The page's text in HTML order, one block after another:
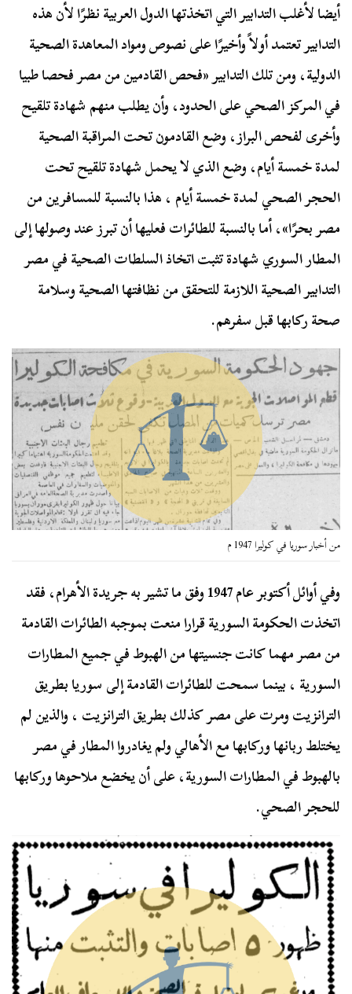
أيضا لأغلب التدابير التي اتخذتها الدول العربية نظرًا لأن هذه
التدابير تعتمد أولاً وأخيرًا على نصوص ومواد المعاهدة الصحية
الدولية، ومن تلك التدابير «فحص القادمين من مصر فحصا طبيا
في المركز الصحي على الحدود، وأن يطلب منهم شهادة تلقيح
وأخرى لفحص البراز، وضع القادمون تحت المراقبة الصحية
لمدة خمسة أيام، وضع الذي لا يحمل شهادة تلقيح تحت
الحجر الصحي لمدة خمسة أيام ، هذا بالنسبة للمسافرين من
مصر بحرًا»، أما بالنسبة للطائرات فعليها أن تبرز عند وصولها إلى
المطار السوري شهادة تثبت اتخاذ السلطات الصحية في مصر
التدابير الصحية اللازمة للتحقق من نظافتها الصحية وسلامة
صحة ركابها قبل سفرهم.
من أخبار سوريا في كوليرا 1947 م
وفي أوائل أكتوبر عام 1947 وفق ما تشير به جريدة الأهرام، فقد
اتخذت الحكومة السورية قرارا منعت بموجبه الطائرات القادمة
من مصر مهما كانت جنسيتها من الهبوط في جميع المطارات
السورية ، بينما سمحت للطائرات القادمة إلى سوريا بطريق
الترانزيت ومرت على مصر كذلك بطريق الترانزيت ، والذين لم
يختلط ربانها وركابها مع الأهالي ولم يغادروا المطار في مصر
بالهبوط في المطارات السورية، على أن يخضع ملاحوها وركابها
للحجر الصحي.